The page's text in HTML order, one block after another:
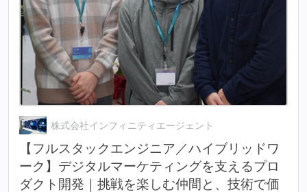
株式会社インフィニティエージェント
【フルスタックエンジニア／ハイブリッドワ
ーク】デジタルマーケティングを支えるプロ
ダクト開発｜挑戦を楽しむ仲間と、技術で価